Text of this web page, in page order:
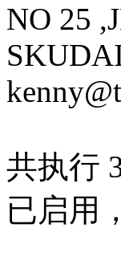
NO 25
共执行
已启用